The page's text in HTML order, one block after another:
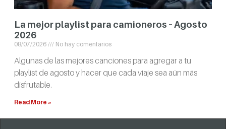
La mejor playlist para camioneros – Agosto
2026
08/07/2026 No hay comentarios
Algunas de las mejores canciones para agregar a tu
playlist de agosto y hacer que cada viaje sea aún más
disfrutable.
Read More »